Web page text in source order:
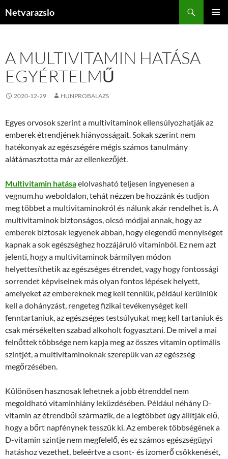
Netvarazslo
A MULTIVITAMIN HATÁSA
EGYÉRTELMŰ
2020-12-29 HUNPROBALAZS
Egyes orvosok szerint a multivitaminok ellensúlyozhatják az
emberek étrendjének hiányosságait. Sokak szerint nem
hatékonyak az egészségére mégis számos tanulmány
alátámasztotta már az ellenkezőjét.
Multivitamin hatásaelolvasható teljesen ingyenesen a
vegnum.hu weboldalon, tehát nézzen be hozzánk és tudjon
meg többet a multivitaminokról és nálunk akár rendelhet is. A
multivitaminok biztonságos, olcsó módjai annak, hogy az
emberek biztosak legyenek abban, hogy elegendő mennyiséget
kapnak a sok egészséghez hozzájáruló vitaminból. Ez nem azt
jelenti, hogy a multivitaminok bármilyen módon
helyettesíthetik az egészséges étrendet, vagy hogy fontossági
sorrendet képviselnek más olyan fontos lépések helyett,
amelyeket az embereknek meg kell tenniük, például kerülniük
kell a dohányzást, rengeteg fizikai tevékenységet kell
fenntartaniuk, az egészséges testsúlyukat meg kell tartaniuk és
csak mérsékelten szabad alkoholt fogyasztani. De mivel a mai
felnőttek többsége nem kapja meg az összes vitamin optimális
szintjét, a multivitaminoknak szerepük van az egészség
megőrzésében.
Különösen hasznosak lehetnek a jobb étrenddel nem
megoldható vitaminhiány leküzdésében. Például néhány D-
vitamin az étrendből származik, de a legtöbbet úgy állítják elő,
hogy a bőrt napfénynek tesszük ki. Az emberek többségének a
D-vitamin szintje nem megfelelő, és ez számos egészségügyi
hatáshoz vezethet, beleértve a csont- és izomerő csökkenését,